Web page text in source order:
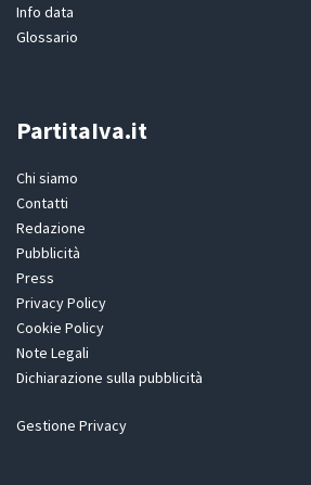
Info data
Glossario
PartitaIva.it
Chi siamo
Contatti
Redazione
Pubblicità
Press
Privacy Policy
Cookie Policy
Note Legali
Dichiarazione sulla pubblicità
Gestione Privacy